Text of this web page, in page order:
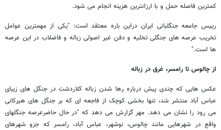
کمترین فاصله حمل و با ارزانترین هزینه انجام می شود.
رییس جامعه جنگلبانی ایران دراین باره معتقد است: "یکی از مهمترین عوامل
تخریب عرصه های جنگلی تخلیه و دفن غیر اصولی زباله و فاضلاب در این عرصه
ها است."
از چالوس تا رامسر، غرق در زباله
عکس هایی که چندی پیش درباره رها شدن زباله کلاردشت در جنگل های زیبای
عباس آباد منتشر شد، تنها بخشی کوچک از فاجعه ای که بر جنگل های هیرکانی
می رود را نشان می دهد. مهر گزارش می دهد که "در حال حاضرعرصه جنگلهای
واقع در شهرهایی مانند چالوس، نوشهر، عباس آباد، رامسر که جزو شهرهای